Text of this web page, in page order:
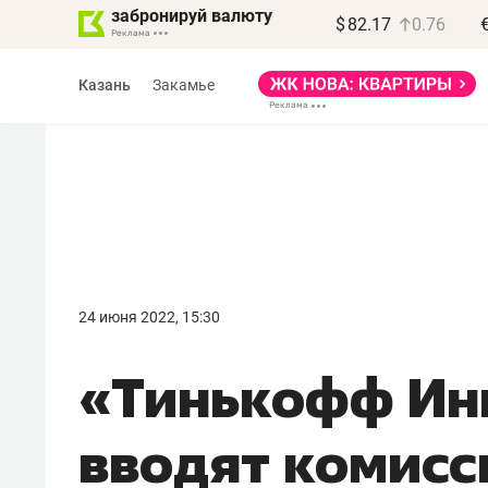
забронируй валюту $ 82.17 0.76
Казань Закамье
24 июня 2022, 15:30
«Тинькофф
вводят
правил, бизнес может
потерять минимум